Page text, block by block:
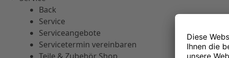
Back
Service
Serviceangebote
Servicetermin vereinbaren